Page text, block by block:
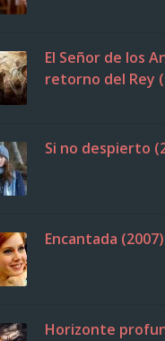
El Señor de los
retorno del Rey
Si no despierto
Encantada (2007)
Horizonte